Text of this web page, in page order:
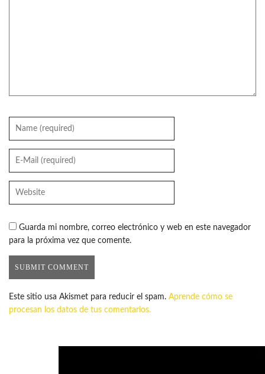
Guarda mi nombre, correo electrónico y web en este navegador
para la próxima vez que comente.
Este sitio usa Akismet para reducir el spam. Aprende cómo se
procesan los datos de tus comentarios.